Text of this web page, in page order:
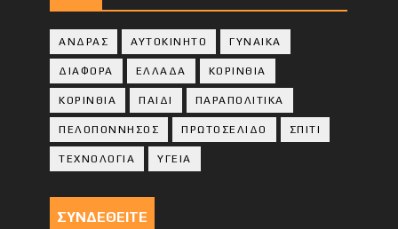
ΑΝΔΡΑΣ ΑΥΤΟΚΙΝΗΤΟ ΓΥΝΑΙΚΑ
ΔΙΑΦΟΡΑ ΕΛΛΑΔΑ ΚΟΡΙΝΘΙΑ
ΚΟΡΙΝΘΙA ΠΑΙΔΙ ΠΑΡΑΠΟΛΙΤΙΚΑ
ΠΕΛΟΠΟΝΝΗΣΟΣ ΠΡΩΤΟΣΕΛΙΔΟ ΣΠΙΤΙ
ΤΕΧΝΟΛΟΓΙΑ ΥΓΕΙΑ
ΣΥΝΔΕΘΕΙΤΕ